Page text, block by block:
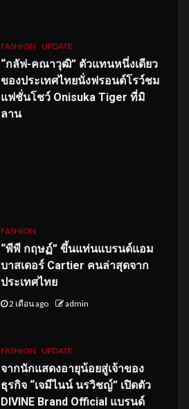
FASHION UPDATE
“กลัฟ-คณาวุฒิ” ตัวแทนหนึ่งเดียว
ของประเทศไทยนั่งฟรอนต์โรว์ชม
แฟชั่นโชว์ Onisuka Tiger ที่มิ
ลาน
FASHION
“พีพี กฤษฏ์” ขึ้นแท่นแบรนด์แอม
บาสเดอร์ Cartier คนล่าสุดจาก
ประเทศไทย
2 เดือน ago admin
FASHION UPDATE
จากนักแสดงอายุน้อยสู่เจ้าของ
ธุรกิจ “เจมีไนน์ นรวิชญ์” เปิดตัว
DIVINE Brand Official แบรนด์